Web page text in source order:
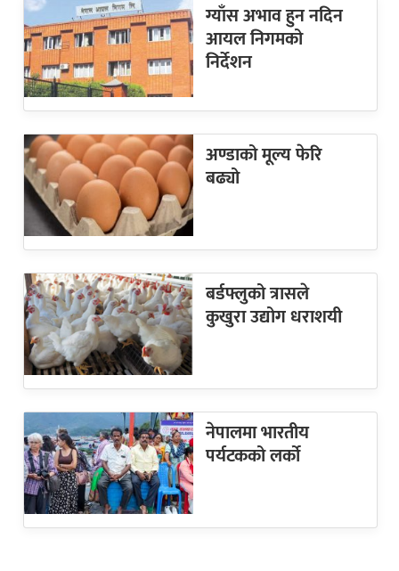
ग्याँस अभाव हुन नदिन
आयल निगमको
निर्देशन
अण्डाको मूल्य फेरि
बढ्यो
बर्डफ्लुको त्रासले
कुखुरा उद्योग धराशयी
नेपालमा भारतीय
पर्यटकको लर्को